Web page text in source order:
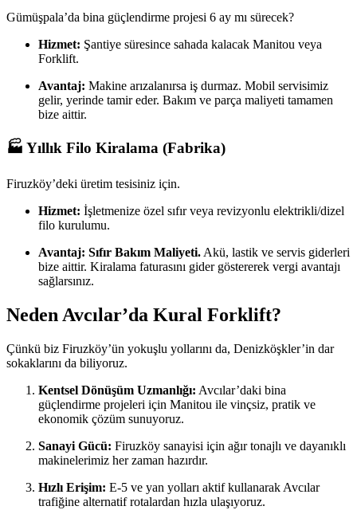
Gümüşpala’da bina güçlendirme projesi 6 ay mı sürecek?
Hizmet: Şantiye süresince sahada kalacak Manitou veya
Forklift.
Avantaj: Makine arızalanırsa iş durmaz. Mobil servisimiz
gelir, yerinde tamir eder. Bakım ve parça maliyeti tamamen
bize aittir.
🏭 Yıllık Filo Kiralama (Fabrika)
Firuzköy’deki üretim tesisiniz için.
Hizmet: İşletmenize özel sıfır veya revizyonlu elektrikli/dizel
filo kurulumu.
Avantaj: Sıfır Bakım Maliyeti. Akü, lastik ve servis giderleri
bize aittir. Kiralama faturasını gider göstererek vergi avantajı
sağlarsınız.
Neden Avcılar’da Kural Forklift?
Çünkü biz Firuzköy’ün yokuşlu yollarını da, Denizköşkler’in dar
sokaklarını da biliyoruz.
Kentsel Dönüşüm Uzmanlığı: Avcılar’daki bina
güçlendirme projeleri için Manitou ile vinçsiz, pratik ve
ekonomik çözüm sunuyoruz.
Sanayi Gücü: Firuzköy sanayisi için ağır tonajlı ve dayanıklı
makinelerimiz her zaman hazırdır.
Hızlı Erişim: E-5 ve yan yolları aktif kullanarak Avcılar
trafiğine alternatif rotalardan hızla ulaşıyoruz.